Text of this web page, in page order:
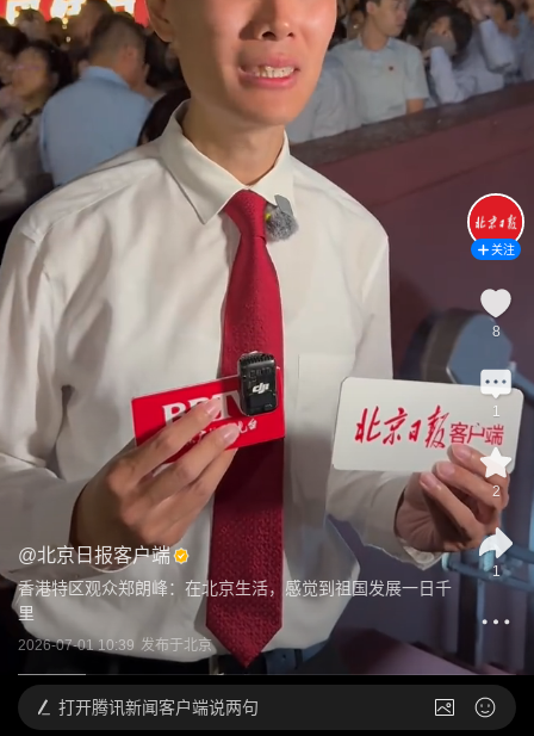
@北京日报客户端
香港特区观众郑朗峰：在北京生活，感觉到祖国发展一日千
里
2026-07-01 10:39 发布于北京
关注
8
1
2
1
打开腾讯新闻客户端说两句